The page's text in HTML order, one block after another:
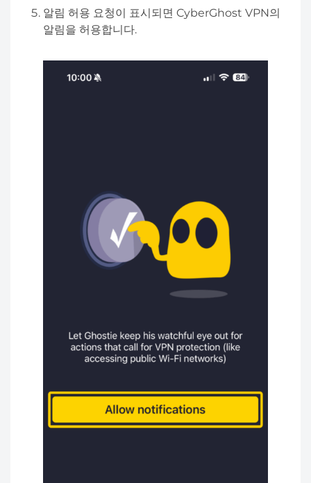
알림 허용 요청이 표시되면 CyberGhost VPN의
알림을 허용합니다.